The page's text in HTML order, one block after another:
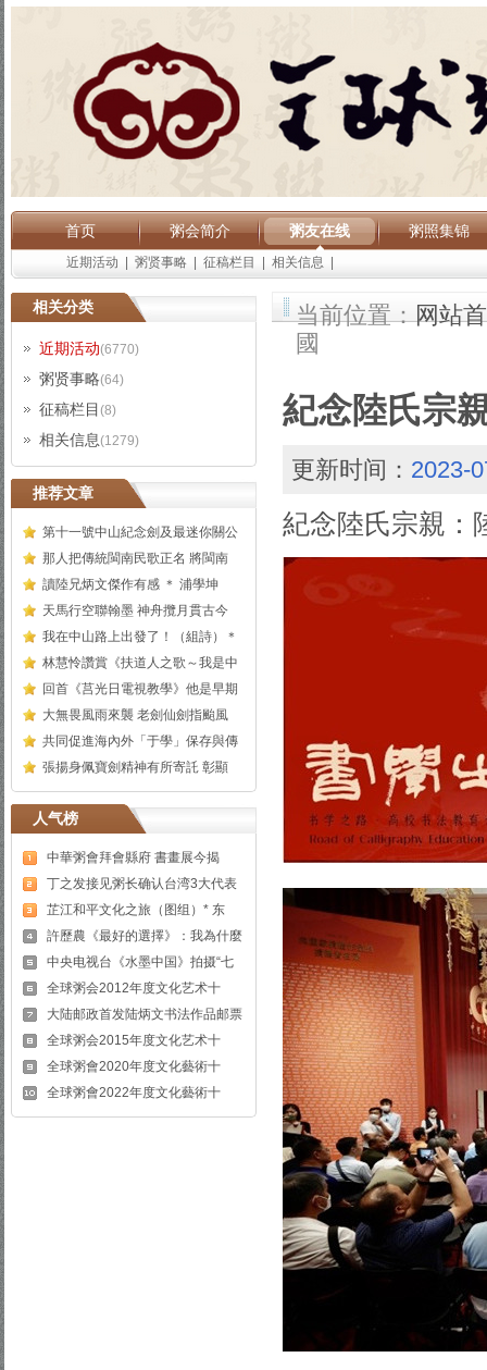
首页 粥会简介 粥友在线 粥照集锦
近期活动 粥贤事略 征稿栏目 相关信息
相关分类
近期活动(6770)
粥贤事略(64)
征稿栏目 (8)
相关信息(1279)
推荐文章
第十一號中山紀念劍及最迷你關公
那人把傳統閩南民歌正名 將閩南
讀陸兄炳文傑作有感 ＊ 浦學坤
天馬行空聯翰墨 神舟攬月貫古今
我在中山路上出發了！（組詩）＊
林慧怜讚賞《扶道人之歌～我是中
回首《莒光日電視教學》他是早期
大無畏風雨來襲 老劍仙劍指颱風
共同促進海內外「于學」保存與傳
張揚身佩寶劍精神有所寄託 彰顯
人气榜
中華粥會拜會縣府 書畫展今揭
丁之发接见粥长确认台湾3大代表
芷江和平文化之旅（图组）* 东
許歷農《最好的選擇》：我為什麼
中央电视台《水墨中国》拍摄“七
全球粥会2012年度文化艺术十
大陆邮政首发陆炳文书法作品邮票
全球粥会2015年度文化艺术十
全球粥會2020年度文化藝術十
全球粥會2022年度文化藝術十
当前位置：网站
國
紀念陸氏宗
更新时间： 2023-
紀念陸氏宗親：